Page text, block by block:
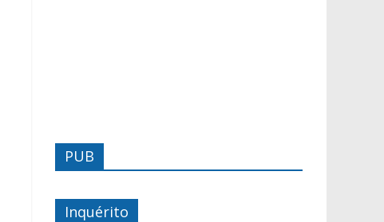
PUB
Inquérito